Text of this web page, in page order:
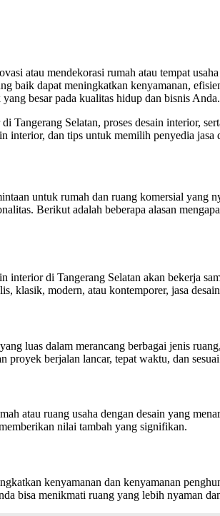
atau mendekorasi rumah atau tempat
baik dapat meningkatkan kenyamanan,
besar pada kualitas hidup dan bisnis Anda.
Tangerang Selatan, proses desain interior,
dan tips untuk memilih penyedia
untuk rumah dan ruang komersial
Berikut adalah beberapa alasan
di Tangerang Selatan akan bekerja
modern, atau kontemporer, jasa
luas dalam merancang berbagai jenis
proyek berjalan lancar, tepat waktu, dan
atau ruang usaha dengan desain yang
nilai tambah yang signifikan.
kenyamanan dan kenyamanan
bisa menikmati ruang yang lebih nyaman